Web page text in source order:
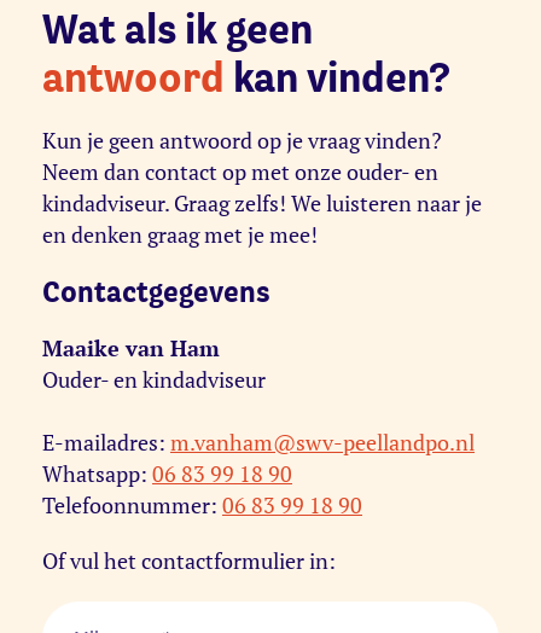
Wat als ik geen
antwoord kan vinden?
Kun je geen antwoord op je vraag vinden?
Neem dan contact op met onze ouder- en
kindadviseur. Graag zelfs! We luisteren naar je
en denken graag met je mee!
Contactgegevens
Maaike van Ham
Ouder- en kindadviseur
E-mailadres: m.vanham@swv-peellandpo.nl
Whatsapp: 06 83 99 18 90
Telefoonnummer: 06 83 99 18 90
Of vul het contactformulier in: